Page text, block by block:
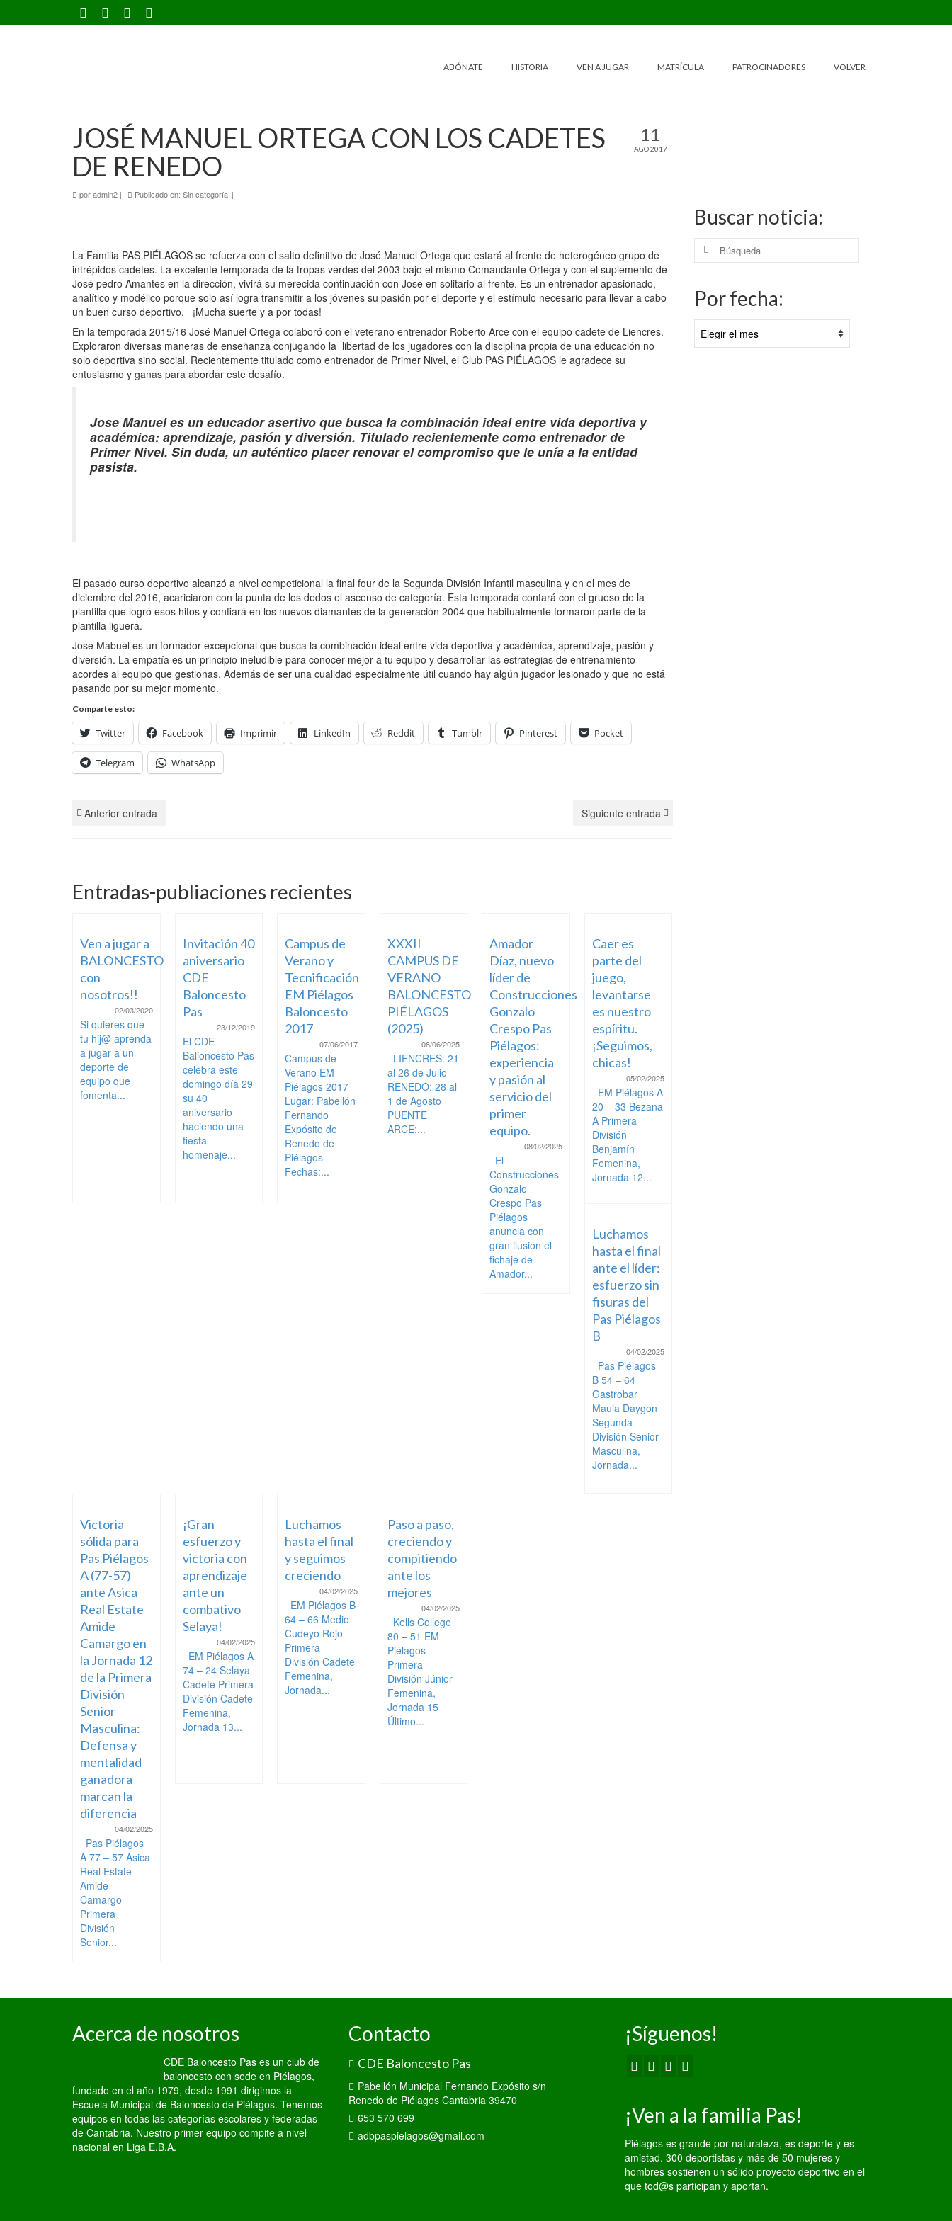
ABÓNATE HISTORIA VEN A JUGAR MATRÍCULA PATROCINADORES VOLVER
11
AGO 2017
JOSÉ MANUEL ORTEGA CON LOS CADETES
DE RENEDO
poradmin2 | Publicado en: Sin categoría |
La Familia PAS PIÉLAGOS se refuerza con el salto definitivo de José Manuel Ortega que estará al frente de heterogéneo grupo de
intrépidos cadetes. La excelente temporada de la tropas verdes del 2003 bajo el mismo Comandante Ortega y con el suplemento de
José pedro Amantes en la dirección, vivirá su merecida continuación con Jose en solitario al frente. Es un entrenador apasionado,
analítico y modélico porque solo así logra transmitir a los jóvenes su pasión por el deporte y el estímulo necesario para llevar a cabo
un buen curso deportivo. ¡Mucha suerte y a por todas!
En la temporada 2015/16 José Manuel Ortega colaboró con el veterano entrenador Roberto Arce con el equipo cadete de Liencres.
Exploraron diversas maneras de enseñanza conjugando la libertad de los jugadores con la disciplina propia de una educación no
solo deportiva sino social. Recientemente titulado como entrenador de Primer Nivel, el Club PAS PIÉLAGOS le agradece su
entusiasmo y ganas para abordar este desafío.
Jose Manuel es un educador asertivo que busca la combinación ideal entre vida deportiva y
académica: aprendizaje, pasión y diversión. Titulado recientemente como entrenador de
Primer Nivel. Sin duda, un auténtico placer renovar el compromiso que le unía a la entidad
pasista.
El pasado curso deportivo alcanzó a nivel competicional la final four de la Segunda División Infantil masculina y en el mes de
diciembre del 2016, acariciaron con la punta de los dedos el ascenso de categoría. Esta temporada contará con el grueso de la
plantilla que logró esos hitos y confiará en los nuevos diamantes de la generación 2004 que habitualmente formaron parte de la
plantilla liguera.
Jose Mabuel es un formador excepcional que busca la combinación ideal entre vida deportiva y académica, aprendizaje, pasión y
diversión. La empatía es un principio ineludible para conocer mejor a tu equipo y desarrollar las estrategias de entrenamiento
acordes al equipo que gestionas. Además de ser una cualidad especialmente útil cuando hay algún jugador lesionado y que no está
pasando por su mejor momento.
Comparte esto:
Twitter Facebook Imprimir LinkedIn Reddit Tumblr Pinterest Pocket
Telegram WhatsApp
Anterior entrada Siguiente entrada
Entradas-publiaciones recientes
Ven a jugar a
BALONCESTO
con
nosotros!!
02/03/2020
Si quieres que
tu hij@ aprenda
a jugar a un
deporte de
equipo que
fomenta...
Invitación 40
aniversario
CDE
Baloncesto
Pas
23/12/2019
El CDE
Balioncesto Pas
celebra este
domingo día 29
su 40
aniversario
haciendo una
fiesta-
homenaje...
Campus de
Verano y
Tecnificación
EM Piélagos
Baloncesto
2017
07/06/2017
Campus de
Verano EM
Piélagos 2017
Lugar: Pabellón
Fernando
Expósito de
Renedo de
Piélagos
Fechas:...
XXXII
CAMPUS DE
VERANO
BALONCESTO
PIÉLAGOS
(2025)
08/06/2025
LIENCRES: 21
al 26 de Julio
RENEDO: 28 al
1 de Agosto
PUENTE
ARCE:...
Amador
Díaz, nuevo
líder de
Construcciones
Gonzalo
Crespo Pas
Piélagos:
experiencia
y pasión al
servicio del
primer
equipo.
08/02/2025
El
Construcciones
Gonzalo
Crespo Pas
Piélagos
anuncia con
gran ilusión el
fichaje de
Amador...
Caer es
parte del
juego,
levantarse
es nuestro
espíritu.
¡Seguimos,
chicas!
05/02/2025
EM Piélagos A
20 – 33 Bezana
A Primera
División
Benjamín
Femenina,
Jornada 12...
Luchamos
hasta el final
ante el líder:
esfuerzo sin
fisuras del
Pas Piélagos
B
04/02/2025
Pas Piélagos
B 54 – 64
Gastrobar
Maula Daygon
Segunda
División Senior
Masculina,
Jornada...
Victoria
sólida para
Pas Piélagos
A (77-57)
ante Asica
Real Estate
Amide
Camargo en
la Jornada 12
de la Primera
División
Senior
Masculina:
Defensa y
mentalidad
ganadora
marcan la
diferencia
04/02/2025
Pas Piélagos
A 77 – 57 Asica
Real Estate
Amide
Camargo
Primera
División
Senior...
¡Gran
esfuerzo y
victoria con
aprendizaje
ante un
combativo
Selaya!
04/02/2025
EM Piélagos A
74 – 24 Selaya
Cadete Primera
División Cadete
Femenina,
Jornada 13...
Luchamos
hasta el final
y seguimos
creciendo
04/02/2025
EM Piélagos B
64 – 66 Medio
Cudeyo Rojo
Primera
División Cadete
Femenina,
Jornada...
Paso a paso,
creciendo y
compitiendo
ante los
mejores
04/02/2025
Kells College
80 – 51 EM
Piélagos
Primera
División Júnior
Femenina,
Jornada 15
Último...
Buscar noticia:
Buscar
Por fecha:
fecha:
Acerca de nosotros
CDE Baloncesto Pas es un club de
baloncesto con sede en Piélagos,
fundado en el año 1979, desde 1991 dirigimos la
Escuela Municipal de Baloncesto de Piélagos. Tenemos
equipos en todas las categorías escolares y federadas
de Cantabria. Nuestro primer equipo compite a nivel
nacional en Liga E.B.A.
Contacto
CDE Baloncesto Pas
Pabellón Municipal Fernando Expósito s/n
Renedo de Piélagos Cantabria 39470
653 570 699
adbpaspielagos@gmail.com
¡Síguenos!
¡Ven a la familia Pas!
Piélagos es grande por naturaleza, es deporte y es
amistad. 300 deportistas y más de 50 mujeres y
hombres sostienen un sólido proyecto deportivo en el
que tod@s participan y aportan.